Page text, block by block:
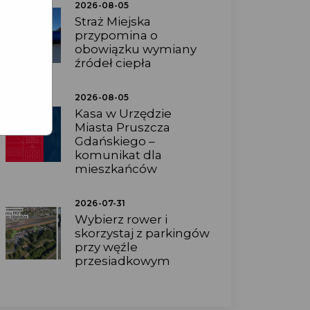
2026-08-05
Straż Miejska
przypomina o
obowiązku wymiany
źródeł ciepła
2026-08-05
Kasa w Urzędzie
Miasta Pruszcza
Gdańskiego –
komunikat dla
mieszkańców
2026-07-31
Wybierz rower i
skorzystaj z parkingów
przy węźle
przesiadkowym